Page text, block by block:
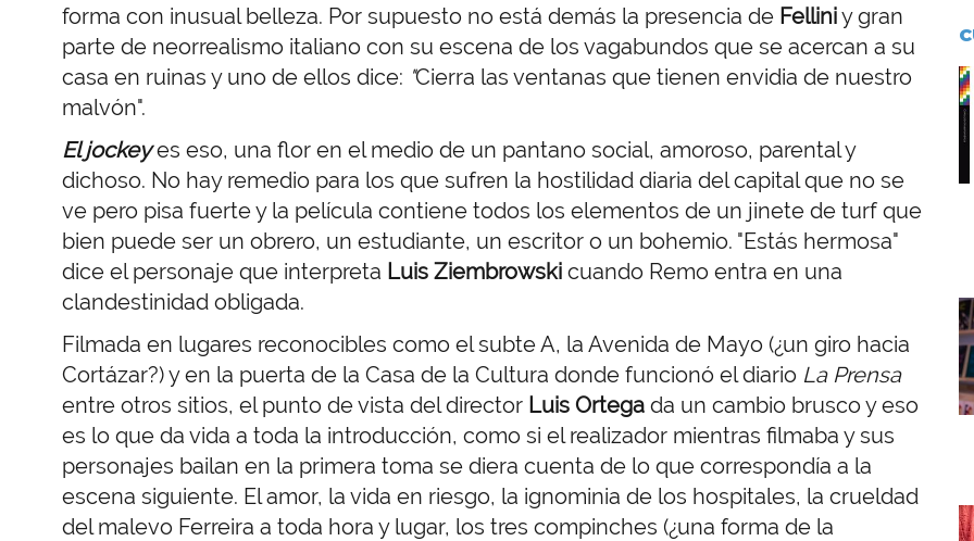
forma con inusual belleza. Por supuesto no está demás la presencia de Felliniy gran
parte de neorrealismo italiano con su escena de los vagabundos que se acercan a su
casa en ruinas y uno de ellos dice: "Cierra las ventanas que tienen envidia de nuestro
malvón".
El jockey es eso, una flor en el medio de un pantano social, amoroso, parental y
dichoso. No hay remedio para los que sufren la hostilidad diaria del capital que no se
ve pero pisa fuerte y la película contiene todos los elementos de un jinete de turf que
bien puede ser un obrero, un estudiante, un escritor o un bohemio. "Estás hermosa"
dice el personaje que interpreta Luis Ziembrowski cuando Remo entra en una
clandestinidad obligada.
Filmada en lugares reconocibles como el subte A, la Avenida de Mayo (¿un giro hacia
Cortázar?) y en la puerta de la Casa de la Cultura donde funcionó el diario La Prensa
entre otros sitios, el punto de vista del director Luis Ortega da un cambio brusco y eso
es lo que da vida a toda la introducción, como si el realizador mientras filmaba y sus
personajes bailan en la primera toma se diera cuenta de lo que correspondía a la
escena siguiente. El amor, la vida en riesgo, la ignominia de los hospitales, la crueldad
del malevo Ferreira a toda hora y lugar, los tres compinches (¿una forma de la